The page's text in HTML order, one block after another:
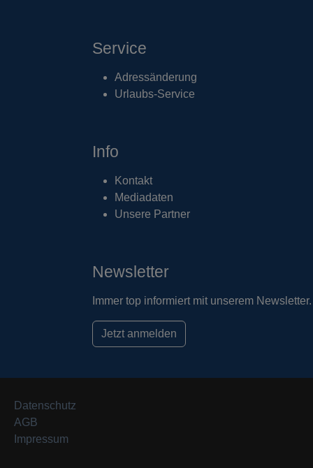
Service
Adressänderung
Urlaubs-Service
Info
Kontakt
Mediadaten
Unsere Partner
Newsletter
Immer top informiert mit unserem Newsletter.
Jetzt anmelden
Datenschutz
AGB
Impressum